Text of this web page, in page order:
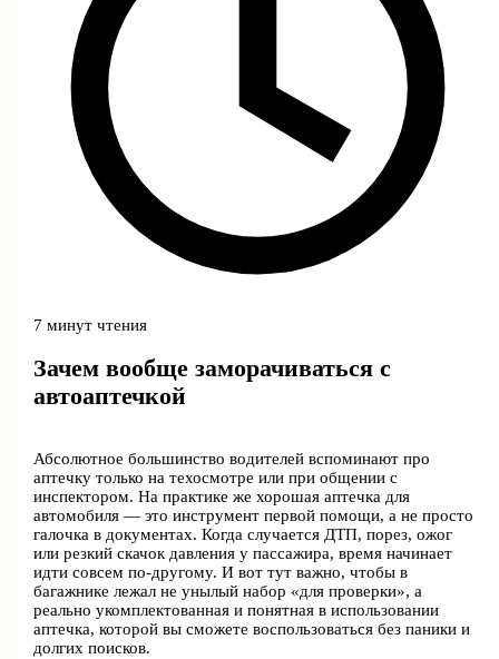
7 минут чтения
Зачем вообще заморачиваться с
автоаптечкой
Абсолютное большинство водителей вспоминают про
аптечку только на техосмотре или при общении с
инспектором. На практике же хорошая аптечка для
автомобиля — это инструмент первой помощи, а не просто
галочка в документах. Когда случается ДТП, порез, ожог
или резкий скачок давления у пассажира, время начинает
идти совсем по‑другому. И вот тут важно, чтобы в
багажнике лежал не унылый набор «для проверки», а
реально укомплектованная и понятная в использовании
аптечка, которой вы сможете воспользоваться без паники и
долгих поисков.